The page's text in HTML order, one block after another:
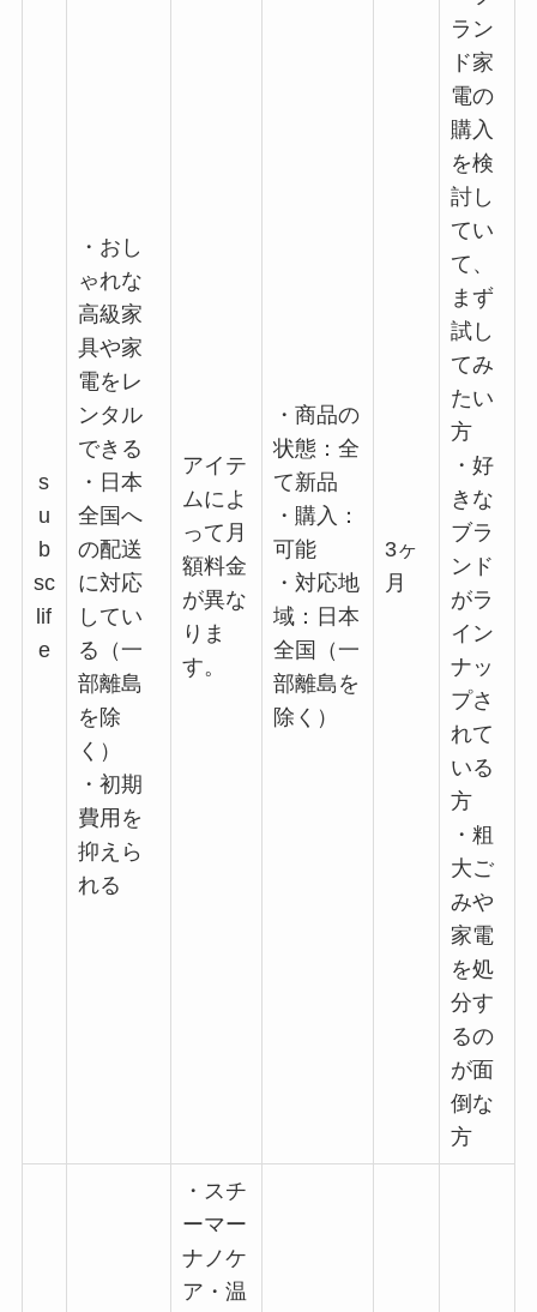
s
u
b
sc
lif
e
・おし
ゃれな
高級家
具や家
電をレ
ンタル
できる
・日本
全国へ
の配送
に対応
してい
る（一
部離島
を除
く）
・初期
費用を
抑えら
れる
アイテ
ムによ
って月
額料金
が異な
りま
す。
・商品の
状態：全
て新品
・購入：
可能
・対応地
域：日本
全国（一
部離島を
除く）
3ヶ
月
ラン
ド家
電の
購入
を検
討し
てい
て、
まず
試し
てみ
たい
方
・好
きな
ブラ
ンド
がラ
イン
ナッ
プさ
れて
いる
方
・粗
大ご
みや
家電
を処
分す
るの
が面
倒な
方
・スチ
ーマー
ナノケ
ア・温